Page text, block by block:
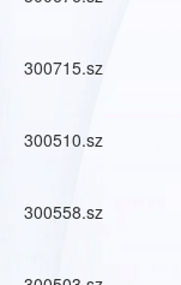
300715.sz
300510.sz
300558.sz